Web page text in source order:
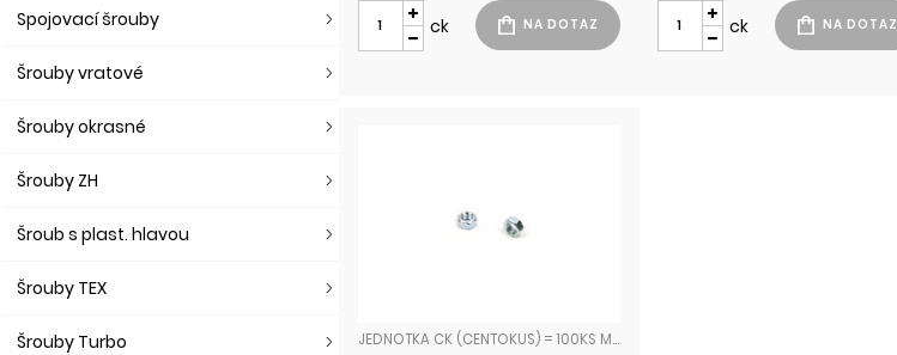
ck ck
JEDNOTKA CK (CENTOKUS) = 100KS MATKY PŘESNÉ
Spojovací šrouby
Šrouby vratové
Šrouby okrasné
Šrouby ZH
Šroub s plast. hlavou
Šrouby TEX
Šrouby Turbo